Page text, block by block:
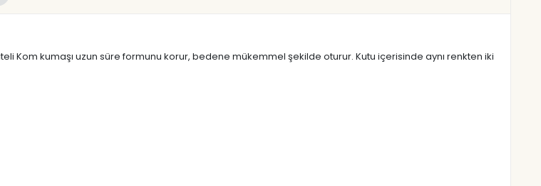
Kom kumaşı uzun süre formunu korur, bedene mükemmel şekilde oturur. Kutu içerisinde aynı renkten iki